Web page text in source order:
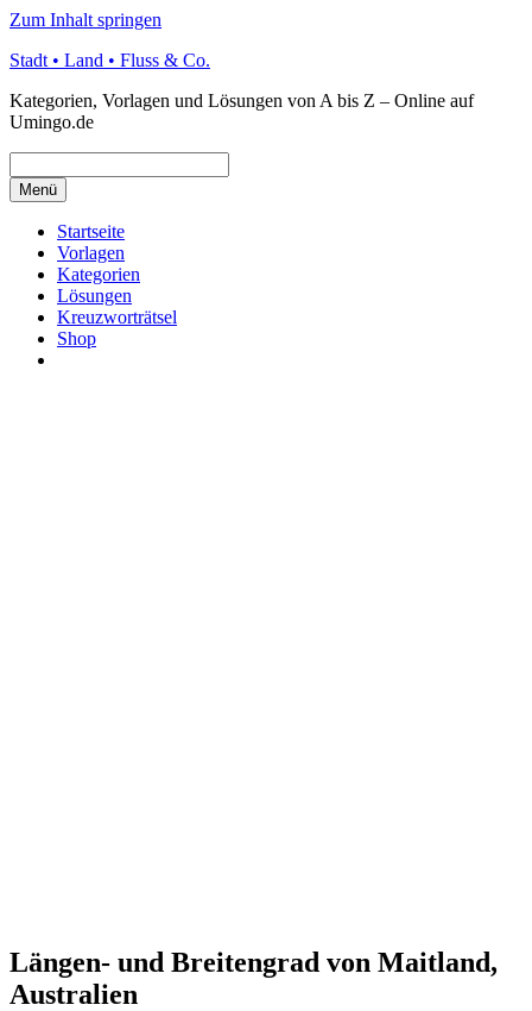
Zum Inhalt springen
Stadt • Land • Fluss & Co.
Kategorien, Vorlagen und Lösungen von A bis Z – Online auf
Umingo.de
Menü
Startseite
Vorlagen
Kategorien
Lösungen
Kreuzworträtsel
Shop
Längen- und Breitengrad von Maitland,
Australien